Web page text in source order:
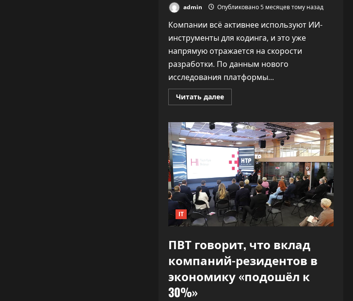
admin Опубликовано 5 месяцев тому назад
Компании всё активнее используют ИИ-
инструменты для кодинга, и это уже
напрямую отражается на скорости
разработки. По данным нового
исследования платформы...
Читать далееПрочитать
больше
ракета».
ИИ
почти
удвоил
скорость
разработки
софта,
обрушив
качество
IT
ПВТ говорит, что вклад
компаний-резидентов в
экономику «подошёл к
30%»